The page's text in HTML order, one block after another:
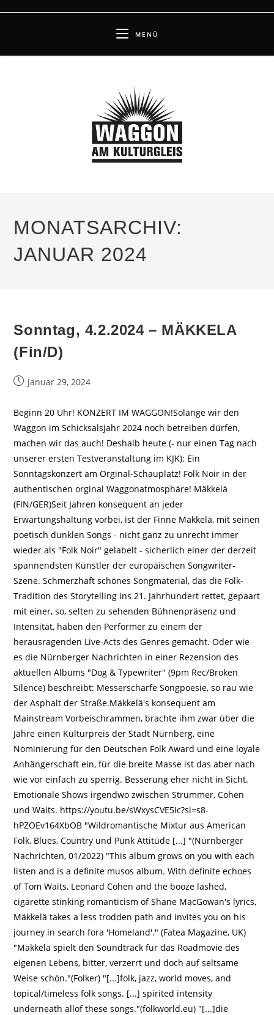
MENÜ
MONATSARCHIV:
JANUAR 2024
Sonntag, 4.2.2024 – MÄKKELA
(Fin/D)
BeitragJanuar 29, 2024
Beginn 20 Uhr! KONZERT IM WAGGON!Solange wir den
Waggon im Schicksalsjahr 2024 noch betreiben dürfen,
machen wir das auch! Deshalb heute (- nur einen Tag nach
unserer ersten Testveranstaltung im KJK): Ein
Sonntagskonzert am Orginal-Schauplatz! Folk Noir in der
authentischen orginal Waggonatmosphäre! Mäkkelä
(FIN/GER)Seit Jahren konsequent an jeder
Erwartungshaltung vorbei, ist der Finne Mäkkelä, mit seinen
poetisch dunklen Songs - nicht ganz zu unrecht immer
wieder als "Folk Noir" gelabelt - sicherlich einer der derzeit
spannendsten Künstler der europäischen Songwriter-
Szene. Schmerzhaft schönes Songmaterial, das die Folk-
Tradition des Storytelling ins 21. Jahrhundert rettet, gepaart
mit einer, so, selten zu sehenden Bühnenpräsenz und
Intensität, haben den Performer zu einem der
herausragenden Live-Acts des Genres gemacht. Oder wie
es die Nürnberger Nachrichten in einer Rezension des
aktuellen Albums "Dog & Typewriter" (9pm Rec/Broken
Silence) beschreibt: Messerscharfe Songpoesie, so rau wie
der Asphalt der Straße.Mäkkelä's konsequent am
Mainstream Vorbeischrammen, brachte ihm zwar über die
Jahre einen Kulturpreis der Stadt Nürnberg, eine
Nominierung für den Deutschen Folk Award und eine loyale
Anhängerschaft ein, für die breite Masse ist das aber nach
wie vor einfach zu sperrig. Besserung eher nicht in Sicht.
Emotionale Shows irgendwo zwischen Strummer, Cohen
und Waits. https://youtu.be/sWxysCVE5Ic?si=s8-
hPZOEv164XbOB "Wildromantische Mixtur aus American
Folk, Blues, Country und Punk Attitüde [...] "(Nürnberger
Nachrichten, 01/2022) "This album grows on you with each
listen and is a definite musos album. With definite echoes
of Tom Waits, Leonard Cohen and the booze lashed,
cigarette stinking romanticism of Shane MacGowan's lyrics,
Mäkkelä takes a less trodden path and invites you on his
journey in search fora 'Homeland'." (Fatea Magazine, UK)
"Mäkkelä spielt den Soundtrack für das Roadmovie des
eigenen Lebens, bitter, verzerrt und doch auf seltsame
Weise schön."(Folker) "[...]folk, jazz, world moves, and
topical/timeless folk songs. [...] spirited intensity
underneath allof these songs."(folkworld.eu) "[...]die